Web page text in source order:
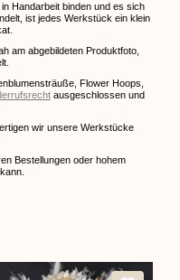
Handarbeit binden und es sich
ist jedes Werkstück ein klein
am abgebildeten Produktfoto,
Flower Hoops,
ausgeschlossen und
wir unsere Werkstücke
Bestellungen oder hohem